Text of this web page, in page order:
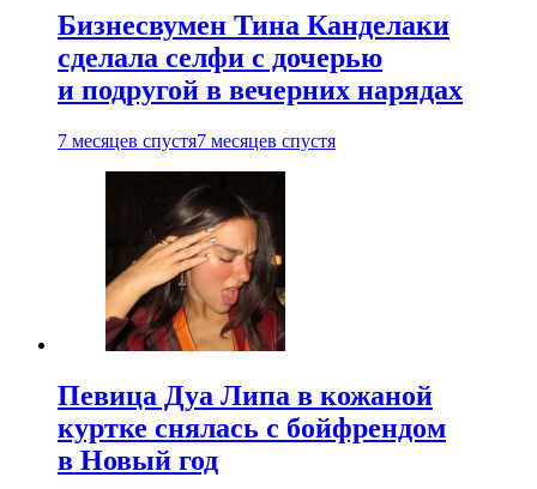
Бизнесвумен Тина Канделаки
сделала селфи с дочерью
и подругой в вечерних нарядах
7 месяцев спустя7 месяцев спустя
Певица Дуа Липа в кожаной
куртке снялась с бойфрендом
в Новый год